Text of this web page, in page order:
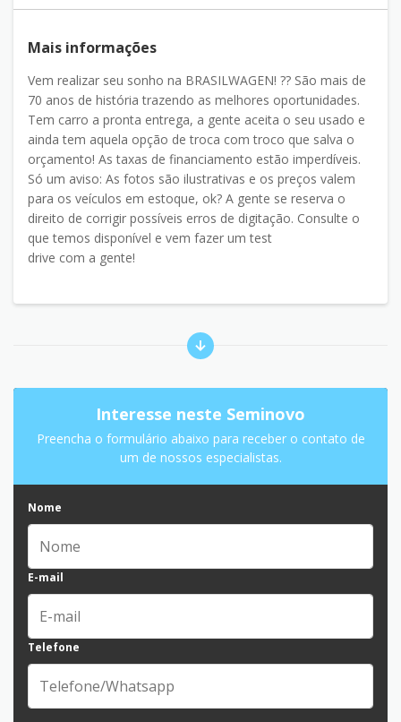
Mais informações
Vem realizar seu sonho na BRASILWAGEN! ?? São mais de
70 anos de história trazendo as melhores oportunidades.
Tem carro a pronta entrega, a gente aceita o seu usado e
ainda tem aquela opção de troca com troco que salva o
orçamento! As taxas de financiamento estão imperdíveis.
Só um aviso: As fotos são ilustrativas e os preços valem
para os veículos em estoque, ok? A gente se reserva o
direito de corrigir possíveis erros de digitação. Consulte o
que temos disponível e vem fazer um test
drive com a gente!
Interesse neste Seminovo
Preencha o formulário abaixo para receber o contato de
um de nossos especialistas.
Nome
E-mail
Telefone